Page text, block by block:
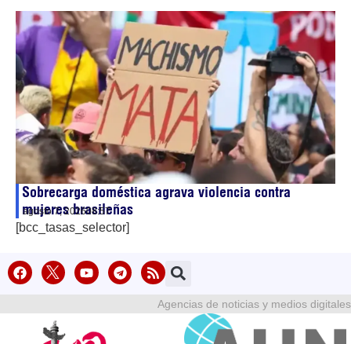
Sobrecarga doméstica agrava violencia contra
mujeres brasileñas
agosto 7, 202608:57
[bcc_tasas_selector]
Agencias de noticias y medios digitales